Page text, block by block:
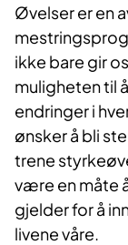
Øvelser er en
ikke bare gir
muligheten til
endringer i
ønsker å bli
trene
være en måte
gjelder for å
livene våre.